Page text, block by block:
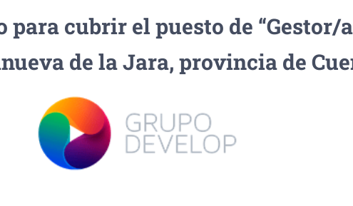
para cubrir el puesto de “Gestor/
de la Jara, provincia de